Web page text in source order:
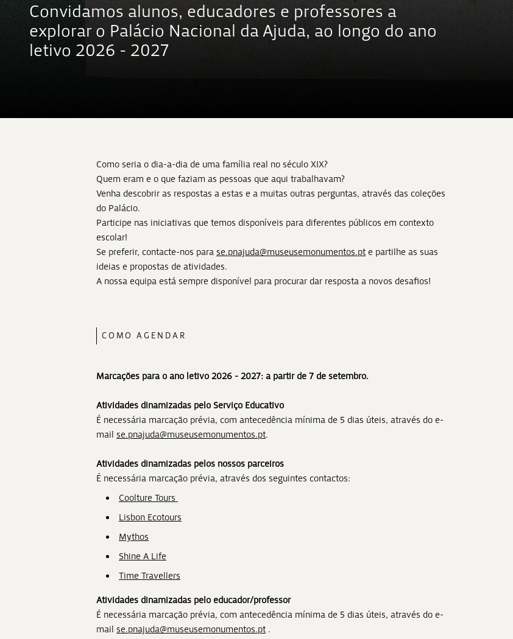
Convidamos alunos, educadores e professores a
explorar o Palácio Nacional da Ajuda, ao longo do ano
letivo 2026 - 2027
Como seria o dia-a-dia de uma família real no século XIX?
Quem eram e o que faziam as pessoas que aqui trabalhavam?
Venha descobrir as respostas a estas e a muitas outras perguntas, através das coleções
do Palácio.
Participe nas iniciativas que temos disponíveis para diferentes públicos em contexto
escolar!
Se preferir, contacte-nos para se.pnajuda@museusemonumentos.pt e partilhe as suas
ideias e propostas de atividades.
A nossa equipa está sempre disponível para procurar dar resposta a novos desafios!
COMO AGENDAR
Marcações para o ano letivo 2026 - 2027: a partir de 7 de setembro.
Atividades dinamizadas pelo Serviço Educativo
É necessária marcação prévia, com antecedência mínima de 5 dias úteis, através do e-
mail se.pnajuda@museusemonumentos.pt.
Atividades dinamizadas pelos nossos parceiros
É necessária marcação prévia, através dos seguintes contactos:
Coolture Tours
Lisbon Ecotours
Mythos
Shine A Life
Time Travellers
Atividades dinamizadas pelo educador/professor
É necessária marcação prévia, com antecedência mínima de 5 dias úteis, através do e-
mail se.pnajuda@museusemonumentos.pt .